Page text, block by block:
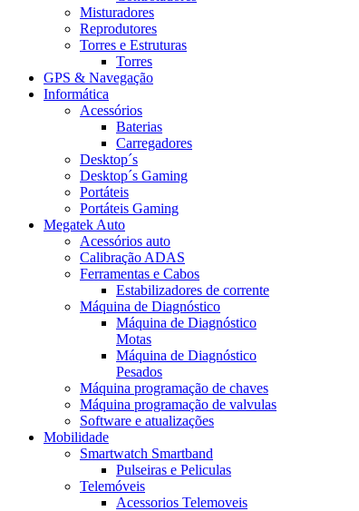
Misturadores
Reprodutores
Torres e Estruturas
Torres
GPS & Navegação
Informática
Acessórios
Baterias
Carregadores
Desktop´s
Desktop´s Gaming
Portáteis
Portáteis Gaming
Megatek Auto
Acessórios auto
Calibração ADAS
Ferramentas e Cabos
Estabilizadores de corrente
Máquina de Diagnóstico
Máquina de Diagnóstico
Motas
Máquina de Diagnóstico
Pesados
Máquina programação de chaves
Máquina programação de valvulas
Software e atualizações
Mobilidade
Smartwatch Smartband
Pulseiras e Peliculas
Telemóveis
Acessorios Telemoveis